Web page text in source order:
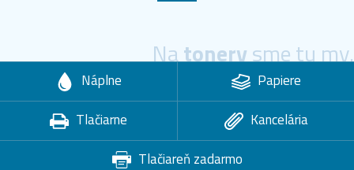
Natonerysme tu my.
Náplne
Papiere
Tlačiarne
Kancelária
Tlačiareň zadarmo